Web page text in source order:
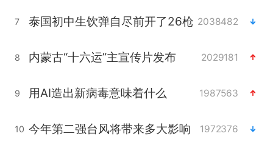
7 泰国初中生饮弹自尽前开了26枪 2038482
8 内蒙古“十六运”主宣传片发布 2029181
9 用AI造出新病毒意味着什么 1987563
10 今年第二强台风将带来多大影响 1972376